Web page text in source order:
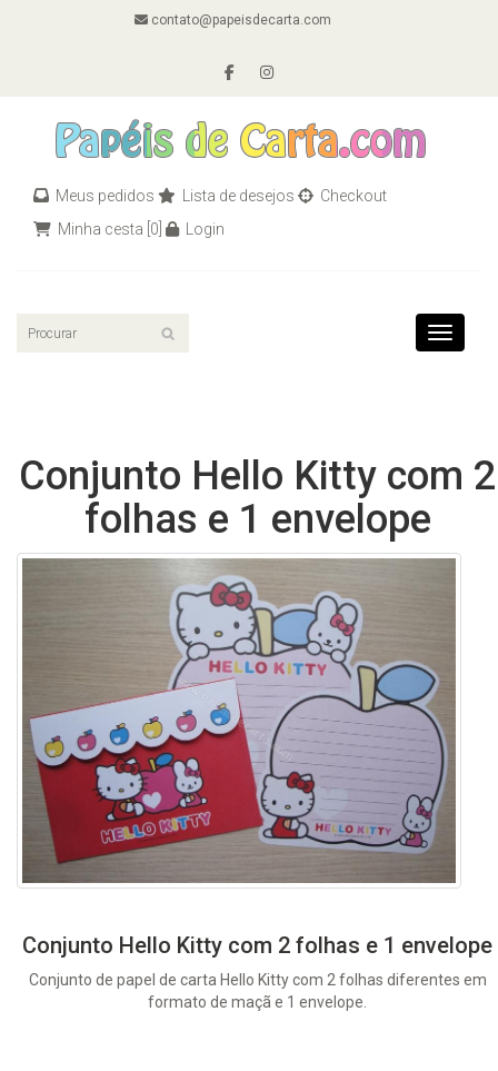
contato@papeisdecarta.com
Meus pedidos Lista de desejos
Checkout
Minha cesta [0] Login
Toggle
Conjunto Hello Kitty com 2
folhas e 1 envelope
Conjunto Hello Kitty com 2 folhas e 1 envelope
Conjunto de papel de carta Hello Kitty com 2 folhas diferentes em
formato de maçã e 1 envelope.